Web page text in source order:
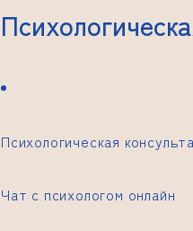
Психологическая
Чат с психологом онлайн